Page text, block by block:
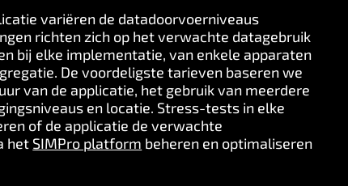
variëren de datadoorvoerniveaus
richten zich op het verwachte datagebruik
bij elke implementatie, van enkele apparaten
De voordeligste tarieven baseren we
van de applicatie, het gebruik van meerdere
en locatie. Stress-tests in elke
of de applicatie de verwachte
het SIMPro platform beheren en optimaliseren